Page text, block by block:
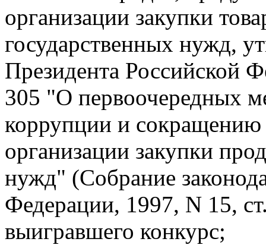
организации закупки
государственных нужд,
Президента Российской
305 "О первоочередных
коррупции и
организации закупки
нужд" (Собрание
Федерации, 1997, N 15,
выигравшего конкурс;